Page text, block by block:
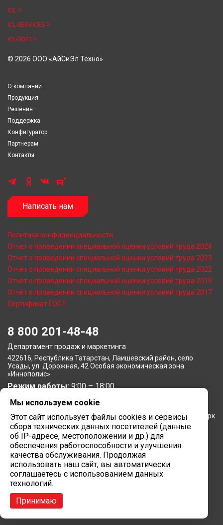
ICL
ICL-SERVICES
ICL-SOFT
© 2026 ООО «АйСиЭл Техно»
О компании
Продукция
Решения
Поддержка
Конфигуратор
Партнерам
Контакты
Написать нам
Политика конфиденциальности
Отчет о проведении специальной оценки условий труда 2024
Отчет о проведении специальной оценки условий труда 2023
Отчет о проведении специальной оценки условий труда 2022
Отчет о проведении специальной оценки условий труда 2019
Отчет о проведении специальной оценки условий труда 2017
Сертификат ГОСТ
8 800 201-48-48
Департамент продаж и маркетинга
422616, Республика Татарстан, Лаишевский район, село
Усады, ул. Дорожная, 42 Особая экономическая зона
«Иннополис»
Режим работы:9:00 – 18:00
Московское представительство
105064, г. Москва, Нижний Сусальный переулок, 5, бизнес-парк
«Арма»
Режим работы:9:00 – 18:00
Завод вычислительной техники
422624, Республика Татарстан, мр-н Лаишевский, с/п
Столбищенское, ул.Советская, зд.278
Режим работы:
Сайт разработан в
Мы используем cookie
Этот сайт использует файлы cookies и сервисы
сбора технических данных посетителей (данные
об IP-адресе, местоположении и др.) для
обеспечения работоспособности и улучшения
качества обслуживания. Продолжая
использовать наш сайт, вы автоматически
соглашаетесь с использованием данных
технологий.
Принимаю